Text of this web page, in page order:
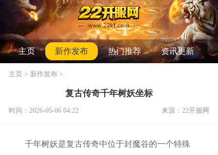
主页 新作发布 热门推荐 资讯更新
主页> 新作发布>
复古传奇千年树妖坐标
时间：2026-05-06 04:22 来源：22开服网
千年树妖是复古传奇中位于封魔谷的一个特殊